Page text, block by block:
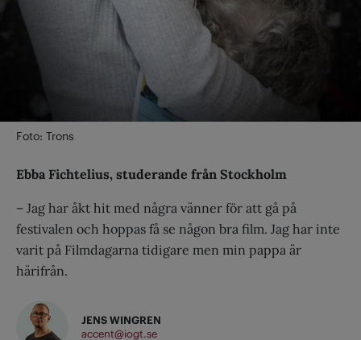
Foto: Trons
Ebba Fichtelius, studerande från Stockholm
– Jag har åkt hit med några vänner för att gå på
festivalen och hoppas få se någon bra film. Jag har inte
varit på Filmdagarna tidigare men min pappa är
härifrån.
JENS WINGREN
accent@iogt.se